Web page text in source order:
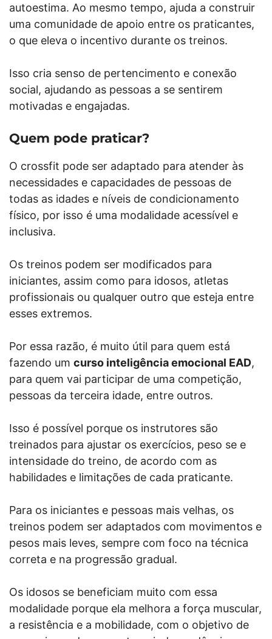
autoestima. Ao mesmo tempo, ajuda a construir
uma comunidade de apoio entre os praticantes,
o que eleva o incentivo durante os treinos.
Isso cria senso de pertencimento e conexão
social, ajudando as pessoas a se sentirem
motivadas e engajadas.
Quem pode praticar?
O crossfit pode ser adaptado para atender às
necessidades e capacidades de pessoas de
todas as idades e níveis de condicionamento
físico, por isso é uma modalidade acessível e
inclusiva.
Os treinos podem ser modificados para
iniciantes, assim como para idosos, atletas
profissionais ou qualquer outro que esteja entre
esses extremos.
Por essa razão, é muito útil para quem está
fazendo um curso inteligência emocional EAD,
para quem vai participar de uma competição,
pessoas da terceira idade, entre outros.
Isso é possível porque os instrutores são
treinados para ajustar os exercícios, peso se e
intensidade do treino, de acordo com as
habilidades e limitações de cada praticante.
Para os iniciantes e pessoas mais velhas, os
treinos podem ser adaptados com movimentos e
pesos mais leves, sempre com foco na técnica
correta e na progressão gradual.
Os idosos se beneficiam muito com essa
modalidade porque ela melhora a força muscular,
a resistência e a mobilidade, com o objetivo de